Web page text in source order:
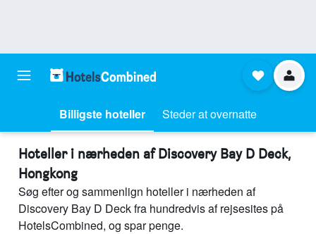
Billigste hoteller Steder at overnatte
Hoteller i nærheden af Discovery Bay D Deck,
Hongkong
Søg efter og sammenlign hoteller i nærheden af
Discovery Bay D Deck fra hundredvis af rejsesites på
HotelsCombined, og spar penge.